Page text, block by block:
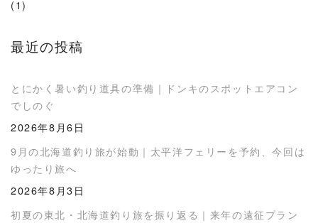
(1)
最近の投稿
とにかく暑い釣り道具の準備｜ドンキのスポットエアコン
でしのぐ
2026年8月6日
9月の北海道釣り旅が始動｜太平洋フェリーを予約、今回は
ゆったり旅へ
2026年8月3日
初夏の東北・北海道釣り旅を振り返る｜来年の遠征プラン